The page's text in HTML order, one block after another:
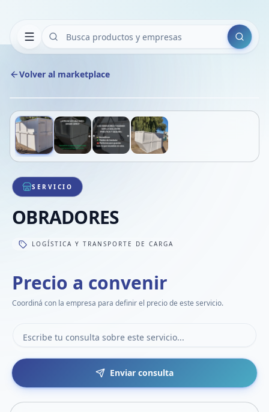
Buscar
Volver al marketplace
1/4
SERVICIO
OBRADORES
LOGÍSTICA Y TRANSPORTE DE CARGA
Precio a convenir
Coordiná con la empresa para definir el precio de este servicio.
Enviar consulta